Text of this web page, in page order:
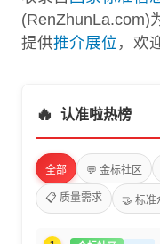
(RenZhunLa.com)
提供推介展位 ，欢
🔥 认准啦热榜
全部 💬 金标社区
📋 质量需求 🤝 标准